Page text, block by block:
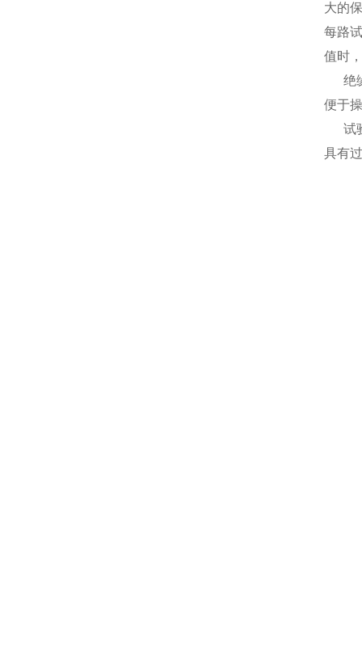
大的
每路
值时
绝缘
便于
试验
具有